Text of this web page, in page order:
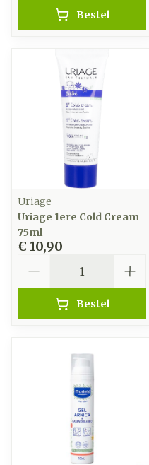
Bestel
Uriage
Uriage 1ere Cold Cream
75ml
€ 10,90
Bestel